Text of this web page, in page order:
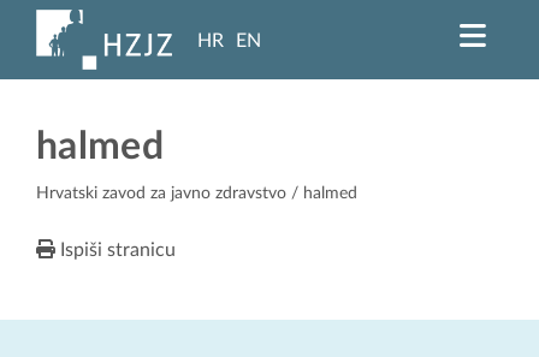
HR EN
halmed
Hrvatski zavod za javno zdravstvo / halmed
Ispiši stranicu